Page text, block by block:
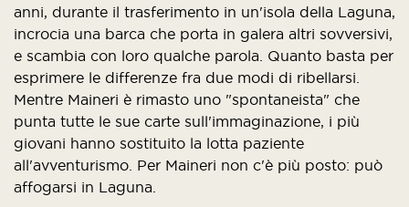
anni, durante il trasferimento in un'isola della Laguna,
incrocia una barca che porta in galera altri sovversivi,
e scambia con loro qualche parola. Quanto basta per
esprimere le differenze fra due modi di ribellarsi.
Mentre Maineri è rimasto uno "spontaneista" che
punta tutte le sue carte sull'immaginazione, i più
giovani hanno sostituito la lotta paziente
all'avventurismo. Per Maineri non c'è più posto: può
affogarsi in Laguna.